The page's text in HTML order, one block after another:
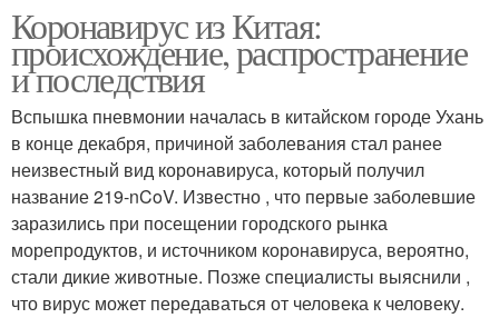
Коронавирус из Китая:
происхождение, распространение
и последствия
Вспышка пневмонии началась в китайском городе Ухань
в конце декабря, причиной заболевания стал ранее
неизвестный вид коронавируса, который получил
название 219-nCoV. Известно , что первые заболевшие
заразились при посещении городского рынка
морепродуктов, и источником коронавируса, вероятно,
стали дикие животные. Позже специалисты выяснили ,
что вирус может передаваться от человека к человеку.